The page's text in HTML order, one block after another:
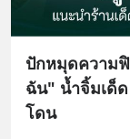
ปักหมุดความ
ฉัน" น้ำจิ้มเด็
โดน